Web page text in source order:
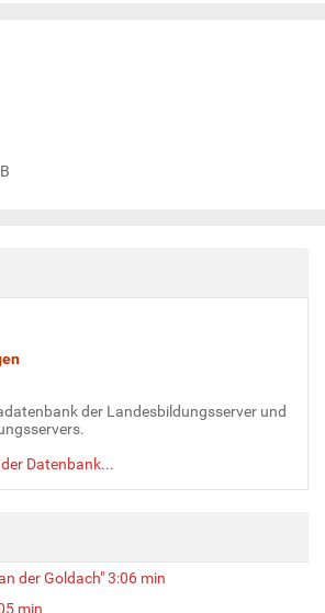
der Landesbildungsserver und
Datenbank...
der Goldach" 3:06 min
min